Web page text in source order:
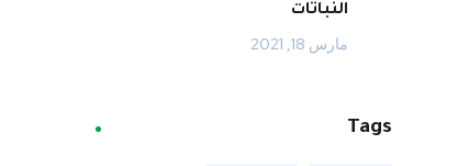
النباتات
مارس 18, 2021
Tags